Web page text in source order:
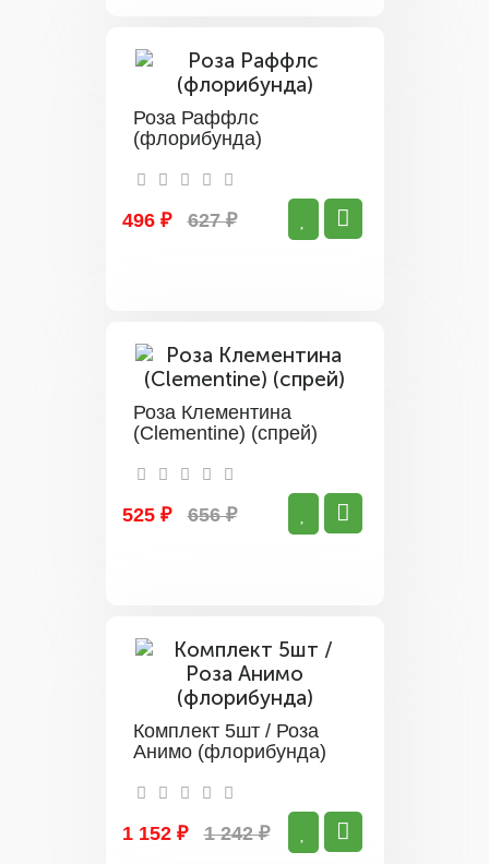
Роза Раффлс
(флорибунда)
496 ₽ 627 ₽
Роза Клементина
(Clementine) (спрей)
525 ₽ 656 ₽
Комплект 5шт / Роза
Анимо (флорибунда)
1 152 ₽ 1 242 ₽